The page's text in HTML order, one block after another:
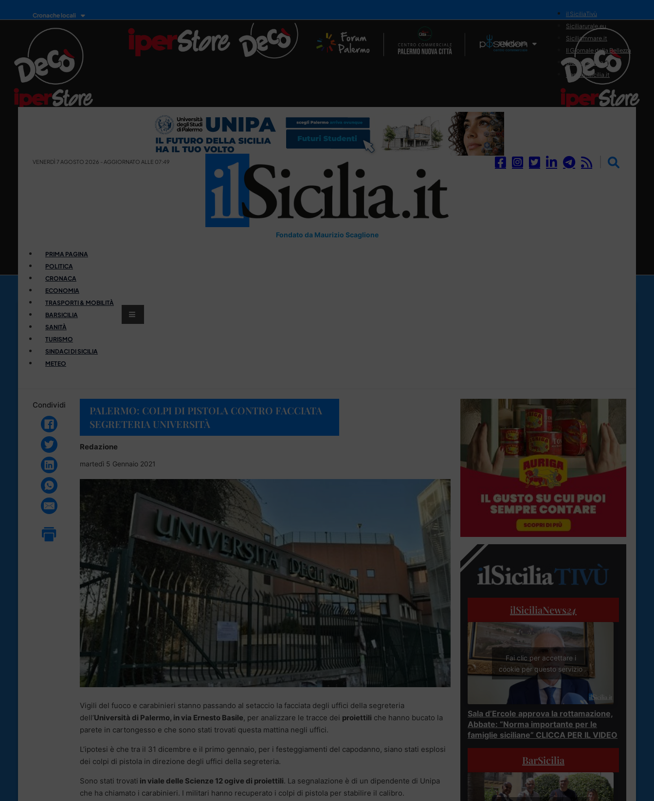
Cronache locali
Il Network
il SiciliaTivù
Siciliarurale.eu
Siciliammare.it
Il Giornale della Bellezza
Siciliamedica.it
Sanitainsicilia.it
VENERDÌ 7 AGOSTO 2026 - AGGIORNATO ALLE 07:49
Fondato da Maurizio Scaglione
PRIMA PAGINA
POLITICA
CRONACA
ECONOMIA
TRASPORTI & MOBILITÀ
BARSICILIA
SANITÀ
TURISMO
SINDACI DI SICILIA
METEO
Condividi
PALERMO: COLPI DI PISTOLA CONTRO FACCIATA
SEGRETERIA UNIVERSITÀ
Redazione
martedì 5 Gennaio 2021
Vigili del fuoco e carabinieri stanno passando al setaccio la facciata degli uffici della segreteria
dell’Università di Palermo, in via Ernesto Basile, per analizzare le tracce dei proiettili che hanno bucato la
parete in cartongesso e che sono stati trovati questa mattina negli uffici.
L’ipotesi è che tra il 31 dicembre e il primo gennaio, per i festeggiamenti del capodanno, siano stati esplosi
dei colpi di pistola in direzione degli uffici della segreteria.
Sono stati trovati in viale delle Scienze 12 ogive di proiettili. La segnalazione è di un dipendente di Unipa
che ha chiamato i carabinieri. I militari hanno recuperato i colpi di pistola per stabilire il calibro.
ilSiciliaNews24
Fai clic per accettare i
cookie per questo servizio
Sala d’Ercole approva la rottamazione,
Abbate: “Norma importante per le
famiglie siciliane” CLICCA PER IL VIDEO
BarSicilia